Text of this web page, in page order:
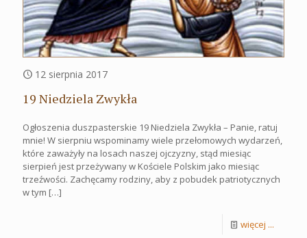
12 sierpnia 2017
19 Niedziela Zwykła
Ogłoszenia duszpasterskie 19 Niedziela Zwykła – Panie, ratuj
mnie! W sierpniu wspominamy wiele przełomowych wydarzeń,
które zaważyły na losach naszej ojczyzny, stąd miesiąc
sierpień jest przeżywany w Kościele Polskim jako miesiąc
trzeźwości. Zachęcamy rodziny, aby z pobudek patriotycznych
w tym […]
więcej ...